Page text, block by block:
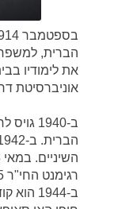
את לימודיו
אוניברסיטת
ב-1940